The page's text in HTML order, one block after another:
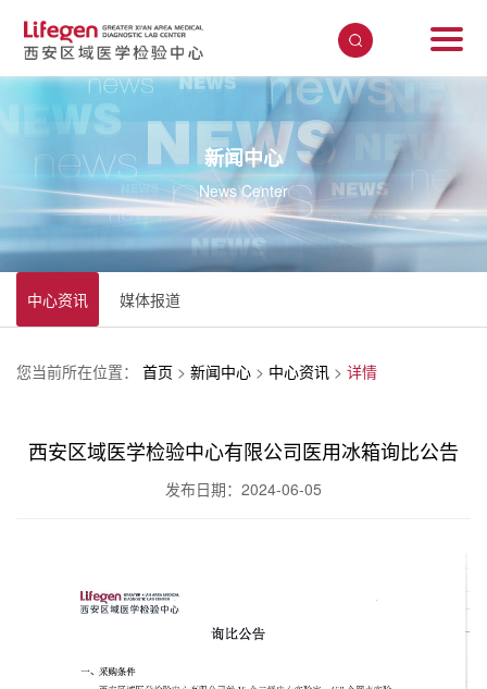
新闻中心
News Center
中心资讯 媒体报道
您当前所在位置： 首页 > 新闻中心 > 中心资讯 > 详情
西安区域医学检验中心有限公司医用冰箱询比公告
发布日期：2024-06-05